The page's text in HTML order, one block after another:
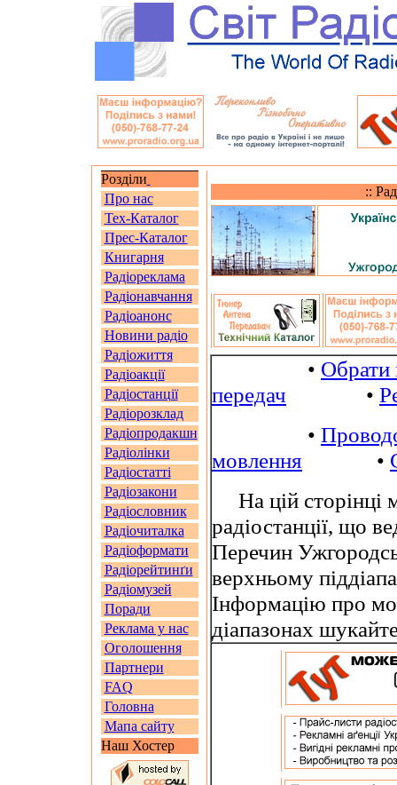
Розділи
Про нас
Тех-Каталог
Прес-Каталог
Книгарня
Радіореклама
Радіонавчання
Радіоанонс
Новини радіо
Радіожиття
Радіоакції
Радіостанції
Радіорозклад
Радіопродакшн
Радіолінки
Радіостатті
Радіозакони
Радіословник
Радіочиталка
Радіоформати
Радіорейтинґи
Радіомузей
Поради
Реклама у нас
Оголошення
Партнери
FAQ
Головна
Мапа сайту
Наш Хостер
::
• Обрати
передач •
•
мовлення •
На цій сторінці
радіостанції, що
Перечин
верхньому
Інформацію про
діапазонах